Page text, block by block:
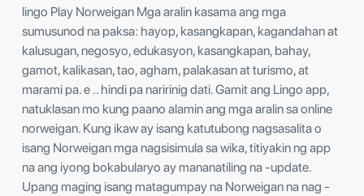
lingo Play Norweigan Mga aralin kasama ang mga
sumusunod na paksa: hayop, kasangkapan, kagandahan at
kalusugan, negosyo, edukasyon, kasangkapan, bahay,
gamot, kalikasan, tao, agham, palakasan at turismo, at
marami pa. e .. hindi pa naririnig dati. Gamit ang Lingo app,
natuklasan mo kung paano alamin ang mga aralin sa online
norweigan. Kung ikaw ay isang katutubong nagsasalita o
isang Norweigan mga nagsisimula sa wika, titiyakin ng app
na ang iyong bokabularyo ay mananatiling na -update.
Upang maging isang matagumpay na Norweigan na nag -